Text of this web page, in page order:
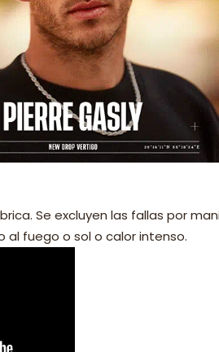
Se excluyen las fallas por
al fuego o sol o calor intenso.